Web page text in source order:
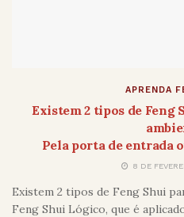
APRENDA
Existem 2 tipos de Feng
Pela porta de entrada
8 DE
Existem 2 tipos de Feng Shui
Feng Shui Lógico, que é